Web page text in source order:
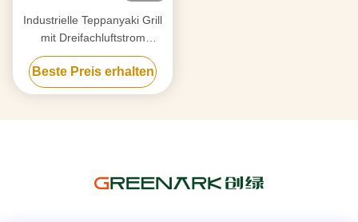
Industrielle Teppanyaki Grill
mit Dreifachluftstrom
Rauchreinigung & Anti-Clog
Tech
Beste Preis erhalten